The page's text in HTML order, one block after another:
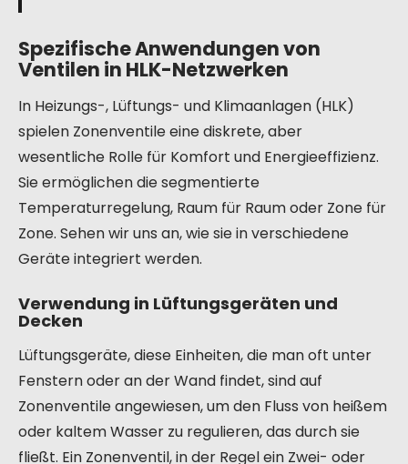
Spezifische Anwendungen von
Ventilen in HLK-Netzwerken
In Heizungs-, Lüftungs- und Klimaanlagen (HLK)
spielen Zonenventile eine diskrete, aber
wesentliche Rolle für Komfort und Energieeffizienz.
Sie ermöglichen die segmentierte
Temperaturregelung, Raum für Raum oder Zone für
Zone. Sehen wir uns an, wie sie in verschiedene
Geräte integriert werden.
Verwendung in Lüftungsgeräten und
Decken
Lüftungsgeräte, diese Einheiten, die man oft unter
Fenstern oder an der Wand findet, sind auf
Zonenventile angewiesen, um den Fluss von heißem
oder kaltem Wasser zu regulieren, das durch sie
fließt. Ein Zonenventil, in der Regel ein Zwei- oder